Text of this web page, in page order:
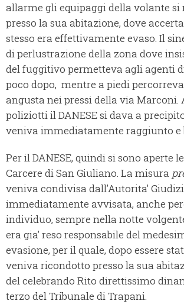
allarme gli equipaggi della volante si
presso la sua abitazione, dove
stesso era effettivamente evaso. Il
di perlustrazione della zona dove
del fuggitivo permetteva agli agenti
poco dopo, mentre a piedi
angusta nei pressi della via Marconi.
poliziotti il DANESE si dava a
veniva immediatamente raggiunto e
Per il DANESE, quindi si sono aperte
Carcere di San Giuliano. La misura
veniva condivisa dall’Autorita’
immediatamente avvisata, anche
individuo, sempre nella notte
era gia’ reso responsabile del
evasione, per il quale, dopo essere
veniva ricondotto presso la sua
del celebrando Rito direttissimo
terzo del Tribunale di Trapani.